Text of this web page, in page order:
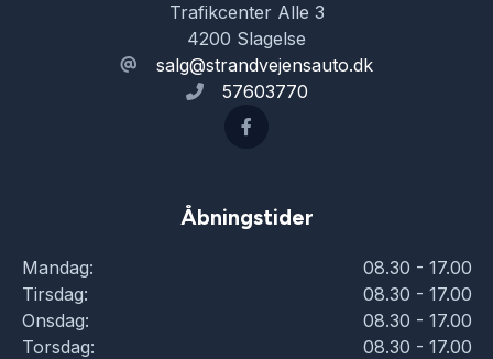
Trafikcenter Alle 3
4200 Slagelse
salg@strandvejensauto.dk
57603770
Åbningstider
Mandag:
08.30 - 17.00
Tirsdag:
08.30 - 17.00
Onsdag:
08.30 - 17.00
Torsdag:
08.30 - 17.00